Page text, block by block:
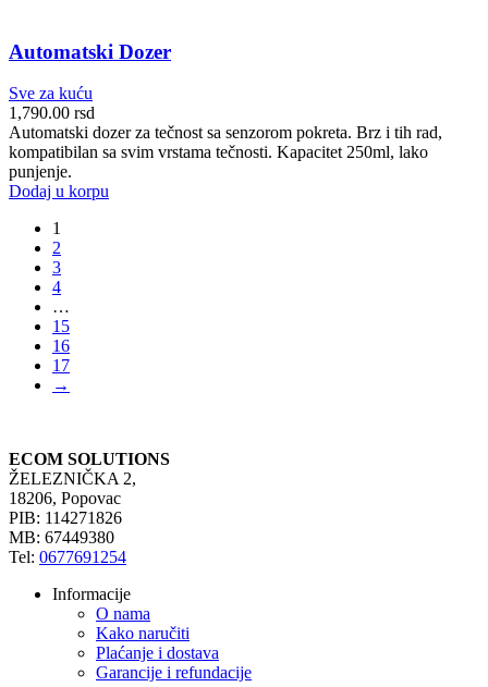
Automatski Dozer
Sve za kuću
1,790.00 rsd
Automatski dozer za tečnost sa senzorom pokreta. Brz i tih rad,
kompatibilan sa svim vrstama tečnosti. Kapacitet 250ml, lako
punjenje.
Dodaj u korpu
1
2
3
4
…
15
16
17
→
ECOM SOLUTIONS
ŽELEZNIČKA 2,
18206, Popovac
PIB: 114271826
MB: 67449380
Tel: 0677691254
Informacije
O nama
Kako naručiti
Plaćanje i dostava
Garancije i refundacije